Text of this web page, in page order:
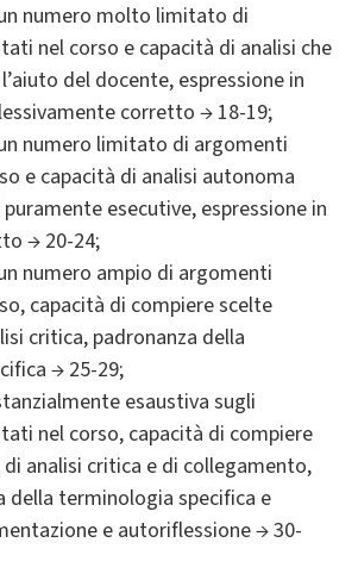
numero molto limitato di
nel corso e capacità di analisi che
del docente, espressione in
corretto → 18-19;
numero limitato di argomenti
e capacità di analisi autonoma
esecutive, espressione in
→ 20-24;
numero ampio di argomenti
capacità di compiere scelte
critica, padronanza della
→ 25-29;
esaustiva sugli
nel corso, capacità di compiere
analisi critica e di collegamento,
della terminologia specifica e
e autoriflessione → 30-